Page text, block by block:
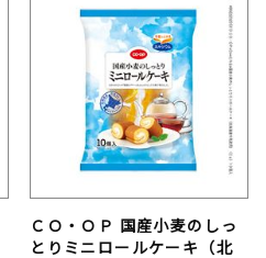
ＣＯ・ＯＰ 国産小麦のしっ
とりミニロールケーキ（北